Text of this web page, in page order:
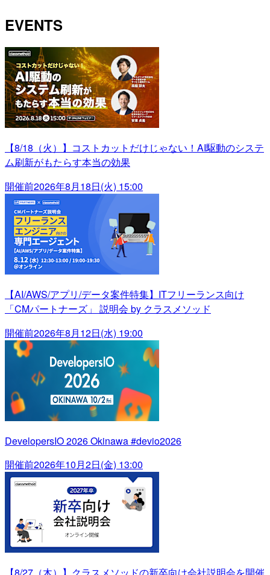
EVENTS
【8/18（火）】コストカットだけじゃない！AI駆動のシステ
ム刷新がもたらす本当の効果
開催前2026年8月18日(火) 15:00
【AI/AWS/アプリ/データ案件特集】ITフリーランス向け
「CMパートナーズ」 説明会 by クラスメソッド
開催前2026年8月12日(水) 19:00
DevelopersIO 2026 Okinawa #devio2026
開催前2026年10月2日(金) 13:00
【8/27（木）】クラスメソッドの新卒向け会社説明会を開催